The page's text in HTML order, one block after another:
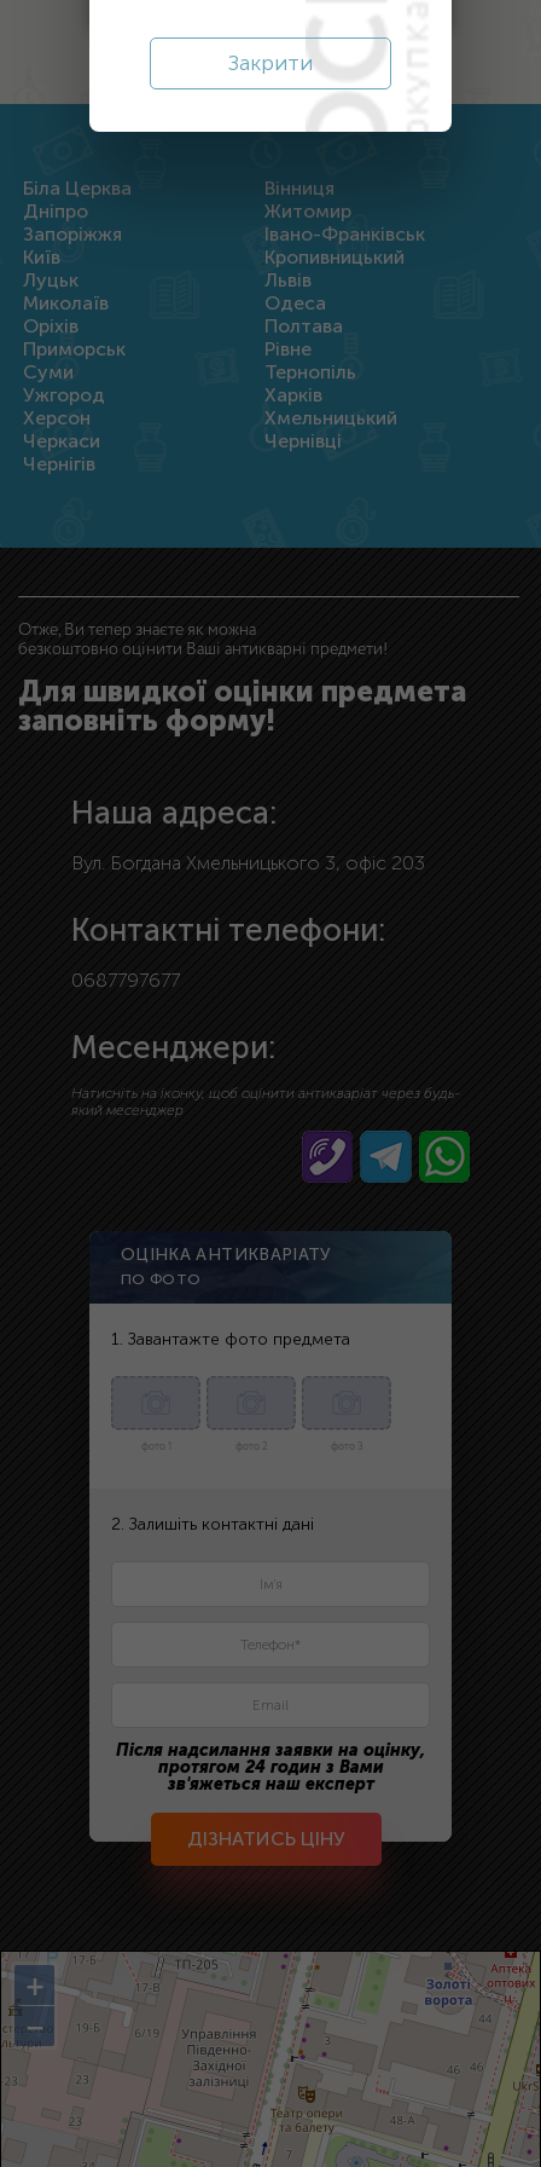
Біла Церква
Вінниця
Дніпро
Житомир
Запоріжжя
Івано-Франківськ
Київ
Кропивницький
Луцьк
Львів
Миколаїв
Одеса
Оріхів
Полтава
Приморськ
Рівне
Суми
Тернопіль
Ужгород
Харків
Херсон
Хмельницький
Черкаси
Чернівці
Чернігів
Отже, Ви тепер знаєте як можна
безкоштовно оцінити Ваші антикварні предмети!
Для швидкої оцінки предмета
заповніть форму!
Наша адреса:
Вул. Богдана Хмельницького 3, офіс 203
Контактні телефони:
0687797677
Месенджери:
Натисніть на іконку, щоб оцінити антикваріат через будь-
який месенджер
ОЦІНКА АНТИКВАРІАТУ
ПО ФОТО
1. Завантажте фото предмета
фото 1 фото 2 фото 3
2. Залишіть контактні дані
Після надсилання заявки на оцінку,
протягом 24 годин з Вами
зв'яжеться наш експерт
ДІЗНАТИСЬ ЦІНУ
+
−
Закрити